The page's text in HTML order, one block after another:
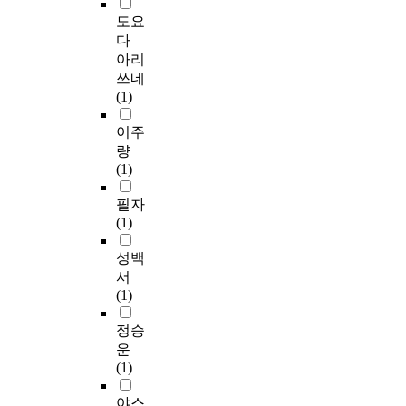
도요
다
아리
쓰네
(1)
이주
량
(1)
필자
(1)
성백
서
(1)
정승
운
(1)